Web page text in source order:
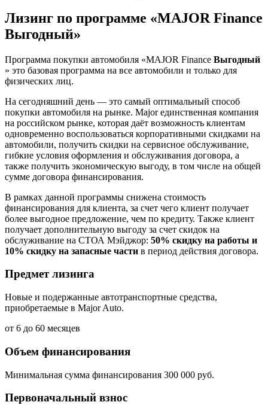
Лизинг по программе «MAJOR Finance
Выгодный»
Программа покупки автомобиля «MAJOR Finance Выгодный
» это базовая программа на все автомобили и только для
физических лиц.
На сегодняшний день — это самый оптимальный способ
покупки автомобиля на рынке. Major единственная компания
на российском рынке, которая даёт возможность клиентам
одновременно воспользоваться корпоративными скидками на
автомобили, получить скидки на сервисное обслуживание,
гибкие условия оформления и обслуживания договора, а
также получить экономическую выгоду, в том числе на общей
сумме договора финансирования.
В рамках данной программы снижена стоимость
финансирования для клиента, за счет чего клиент получает
более выгодное предложение, чем по кредиту. Также клиент
получает дополнительную выгоду за счет скидок на
обслуживание на СТОА Мэйджор: 50% скидку на работы и
10% скидку на запасные части в период действия договора.
Предмет лизинга
Новые и подержанные автотранспортные средства,
приобретаемые в Major Auto.
от 6 до 60 месяцев
Объем финансирования
Минимальная сумма финансирования 300 000 руб.
Первоначальный взнос